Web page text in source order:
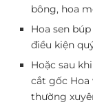
bông, hoa
Hoa sen
điều kiện
Hoặc sau
cắt gốc Hoa
thường